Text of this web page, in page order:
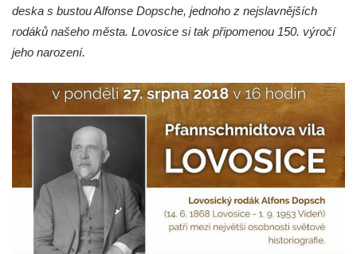
Pamětní deska Giacoma Casanovy de
Seingalt na zámeckém nádvoří v Duchcově
čp. 18/7 na náměstí Republiky v Duchcově
Pamětní deska Ferdinanda Břetislava
Mikovce na domě čp. 181 ve Sloupu v
Čechách
Pamětní deska Josefa Jaroslava Kaliny na
domě čp. 109 v Kalinově ulici v Novém
Boru
Pamětní deska Václava Františka
deska s bustou Alfonse Dopsche, jednoho z nejslavnějších
rodáků našeho města. Lovosice si tak připomenou 150. výročí
jeho narození.